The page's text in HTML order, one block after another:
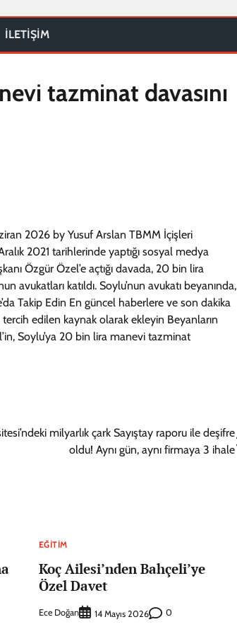
İLETİŞİM
tazminat davasını
2026 by Yusuf Arslan TBMM İçişleri
2021 tarihlerinde yaptığı sosyal medya
Özgür Özel’e açtığı davada, 20 bin lira
avukatları katıldı. Soylu’nun avukatı beyanında,
Takip Edin En güncel haberlere ve son dakika
edilen kaynak olarak ekleyin Beyanların
Soylu’ya 20 bin lira manevi tazminat
milyarlık çark Sayıştay raporu ile deşifre
oldu! Aynı gün, aynı firmaya 3 ihale
EĞITIM
Koç Ailesi’nden Bahçeli’ye
Özel Davet
Ece Doğan 14 Mayıs 2026 0